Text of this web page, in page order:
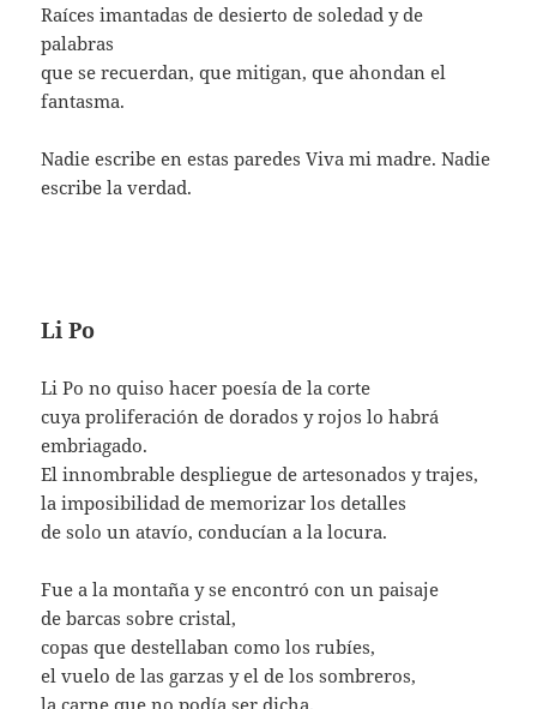
Raíces imantadas de desierto de soledad y de
palabras
que se recuerdan, que mitigan, que ahondan el
fantasma.
Nadie escribe en estas paredes Viva mi madre. Nadie
escribe la verdad.
Li Po
Li Po no quiso hacer poesía de la corte
cuya proliferación de dorados y rojos lo habrá
embriagado.
El innombrable despliegue de artesonados y trajes,
la imposibilidad de memorizar los detalles
de solo un atavío, conducían a la locura.
Fue a la montaña y se encontró con un paisaje
de barcas sobre cristal,
copas que destellaban como los rubíes,
el vuelo de las garzas y el de los sombreros,